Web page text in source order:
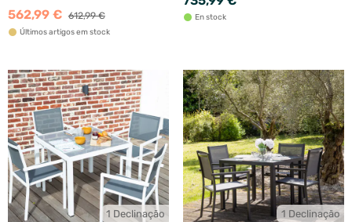
562,99 € 612,99 €
Últimos artigos em stock
En stock
1 Declinação 1 Declinação